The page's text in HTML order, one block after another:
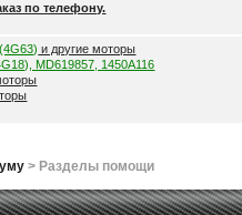
по телефону.
и другие моторы
MD619857, 1450A116
> Разделы помощи